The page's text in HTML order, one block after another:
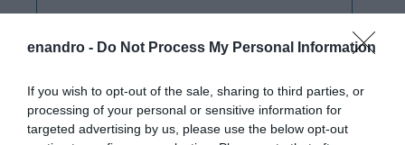
enandro - Do Not Process My Personal Information
If you wish to opt-out of the sale, sharing to third parties, or
processing of your personal or sensitive information for
targeted advertising by us, please use the below opt-out